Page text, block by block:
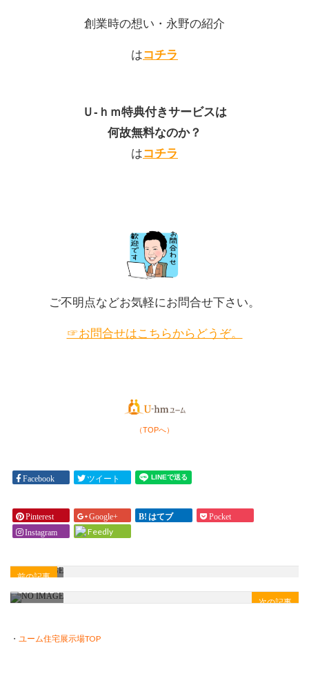
創業時の想い ・永野の紹介
はコチラ
Ｕ-ｈｍ特典付きサービスは
何故無料なのか？
はコチラ
ご不明点などお気軽にお問合せ下さい。
☞お問合せはこちらからどうぞ。
（TOPへ）
Facebook ツイート
Pinterest Google+ はてブ
Pocket
Instagram
Feedly
前の記事
カー
す
か？
次の記事
する
のが
トで
しょ
」
・ ユーム住宅展示場TOP